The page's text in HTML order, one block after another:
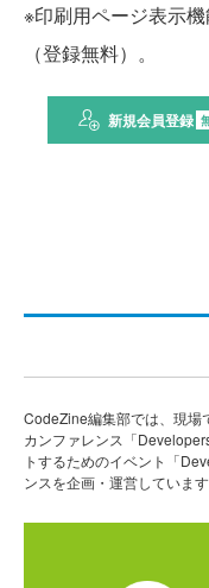
※印刷用ページ表示
（登録無料）。
新規会員登録
CodeZine編集部では、現場
カンファレンス「
トするためのイベント「
ンスを企画・運営しています